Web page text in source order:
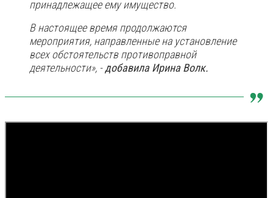
принадлежащее ему имущество.
В настоящее время продолжаются
мероприятия, направленные на установление
всех обстоятельств противоправной
деятельности», -добавила Ирина Волк.